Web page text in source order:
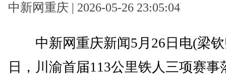
中新网重庆 | 2026-05-26 23:05:04
中新网重庆新闻5月26日电(梁钦
日，川渝首届113公里铁人三项赛事